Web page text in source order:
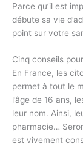
Parce qu’il est
débute sa vie
point sur votre
Cinq conseils
En France, les
permet à tout le
l’âge de 16 ans,
leur nom. Ainsi,
pharmacie…
est vivement